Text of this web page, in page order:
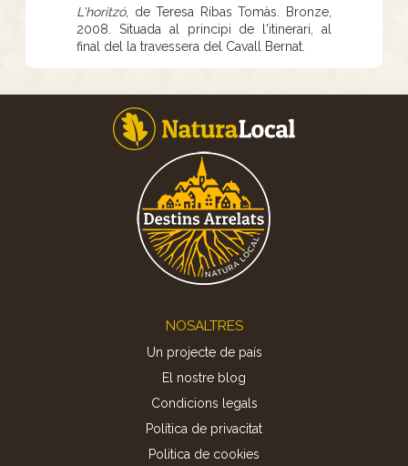
L'horitzó, de Teresa Ribas Tomàs. Bronze,
2008. Situada al principi de l'itinerari, al
final del la travessera del Cavall Bernat.
NOSALTRES
Un projecte de país
El nostre blog
Condicions legals
Política de privacitat
Politica de cookies